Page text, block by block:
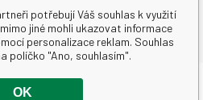
Dalibor Zátopek
potřebují Váš souhlas k využití
jiné mohli ukazovat informace
personalizace reklam. Souhlas
políčko "Ano, souhlasím".
OK